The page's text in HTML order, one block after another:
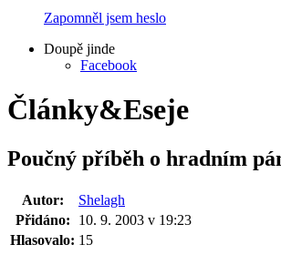
Zapomněl jsem heslo
Doupě jinde
Facebook
Články&Eseje
Poučný příběh o hradním
Autor:
Shelagh
Přidáno:
10. 9. 2003 v 19:23
Hlasovalo: 15